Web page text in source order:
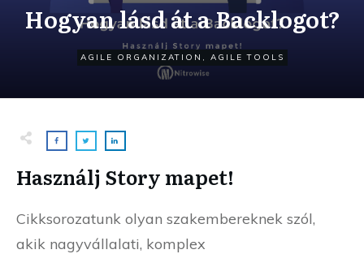
Hogyan lásd át a Backlogot?
AGILE ORGANIZATION , AGILE TOOLS
Használj Story mapet!
Cikksorozatunk olyan szakembereknek szól,
akik nagyvállalati, komplex